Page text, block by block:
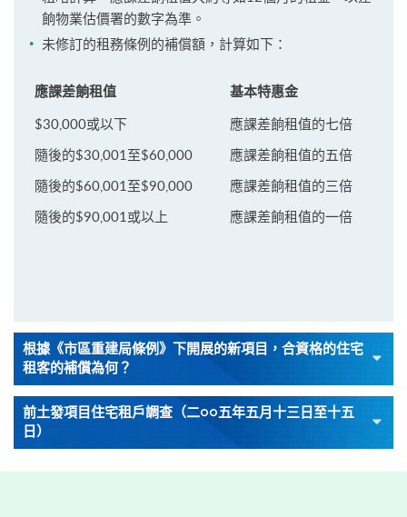
餉物業估價署的數字為準。
未修訂的租務條例的補償額，計算如下：
應課差餉租值 基本特惠金
$30,000或以下
應課差餉租值的七倍
隨後的$30,001至$60,000
應課差餉租值的五倍
隨後的$60,001至$90,000
應課差餉租值的三倍
隨後的$90,001或以上
應課差餉租值的一倍
根據《市區重建局條例》下開展的新項目，合資格的住宅
租客的補償為何？
前土發項目住宅租戶調查（二○○五年五月十三日至十五
日）